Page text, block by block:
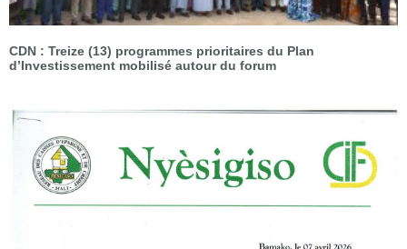
CDN : Treize (13) programmes prioritaires du Plan
d’Investissement mobilisé autour du forum